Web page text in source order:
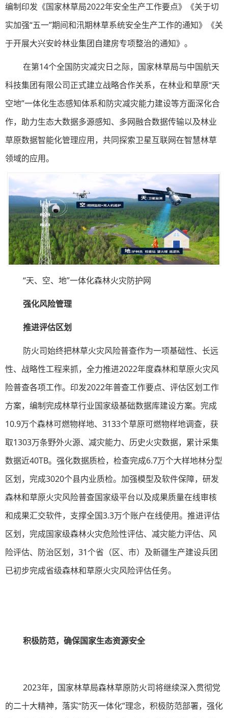
编制印发《国家林草局2022年安全生产工作要点》《关于切
实加强“五一”期间和汛期林草系统安全生产工作的通知》《关
于开展大兴安岭林业集团自建房专项整治的通知》。
在第14个全国防灾减灾日之际，国家林草局与中国航天
科技集团有限公司正式建立战略合作关系，在林业和草原“天
空地”一体化生态感知体系和防灾减灾能力建设等方面深化合
作，助力生态大数据多源感知、多网融合数据传输以及林业
草原数据智能化管理应用，共同探索卫星互联网在智慧林草
领域的应用。
“天、空、地”一体化森林火灾防护网
强化风险管理
推进评估区划
防火司始终把林草火灾风险普查作为一项基础性、长远
性、战略性工程来抓，全力推进2022年度森林和草原火灾风
险普查各项工作。印发2022年普查工作要点、评估区划工作
方案，编制完成林草行业国家级基础数据库建设方案。完成
10.9万个森林可燃物样地、3133个草原可燃物样地调查，获
取1303万条野外火源、减灾能力、历史火灾数据，累计采集
数据近40TB。强化数据质检，检查完成6.7万个大样地林分型
区划，完成3020个县内业质检。加强模型及软件保障，研发
森林和草原火灾风险普查国家级平台以及成果质量在线审核
和成果汇交软件，支撑全国3.3万个账户在线使用。推进评估
区划，完成国家级森林火灾危险性评估、减灾能力评估、风
险评估、防治区划，31个省（区、市）及新疆生产建设兵团
已初步完成省级森林和草原火灾风险评估任务。
积极防范，确保国家生态资源安全
2023年，国家林草局森林草原防火司将继续深入贯彻党
的二十大精神，落实“防灭一体化”理念，积极防范部署，强化